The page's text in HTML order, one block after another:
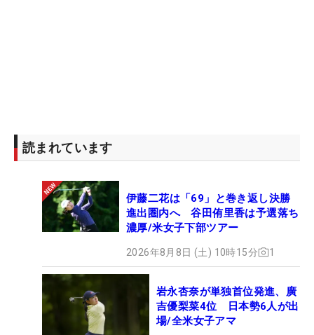
読まれています
伊藤二花は「69」と巻き返し決勝
進出圏内へ 谷田侑里香は予選落ち
濃厚/米女子下部ツアー
2026年8月8日 (土) 10時15分 1
岩永杏奈が単独首位発進、廣
吉優梨菜4位 日本勢6人が出
場/全米女子アマ